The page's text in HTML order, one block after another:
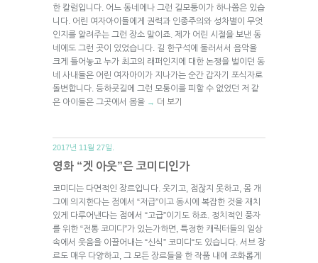
한 칼럼입니다. 어느 동네에나 그런 길모퉁이가 하나쯤은 있습
니다. 어린 여자아이들에게 권력과 인종주의와 성차별이 무엇
인지를 알려주는 그런 장소 말이죠. 제가 어린 시절을 보낸 동
네에도 그런 곳이 있었습니다. 길 한구석에 둘러서서 음악을
크게 틀어놓고 누가 최고의 래퍼인지에 대한 논쟁을 벌이던 동
네 사내들은 어린 여자아이가 지나가는 순간 갑자기 포식자로
돌변합니다. 등하굣길에 그런 모퉁이를 피할 수 없었던 저 같
은 아이들은 그곳에서 몸을 → 더 보기
2017년 11월 27일.
영화 “겟 아웃”은 코미디인가
코미디는 다면적인 장르입니다. 웃기고, 점잖지 못하고, 몸 개
그에 의지한다는 점에서 “저급”이고 동시에 복잡한 것을 재치
있게 다루어낸다는 점에서 “고급”이기도 하죠. 정치적인 풍자
를 위한 “전통 코미디”가 있는가하면, 특정한 캐릭터들의 일상
속에서 웃음을 이끌어내는 “신식” 코미디“도 있습니다. 서브 장
르도 매우 다양하고, 그 모든 장르들을 한 작품 내에 조화롭게